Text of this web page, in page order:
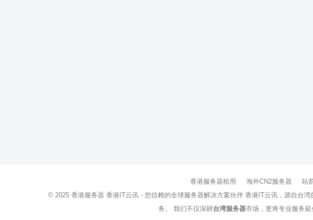
香港服务器租用 海外CN2服务器 站
© 2025 香港服务器 香港IT云讯 - 您信赖的全球服务器解决方案伙伴 香港IT云讯，源自台
务。 我们不仅深耕台湾服务器市场，更将专业服务